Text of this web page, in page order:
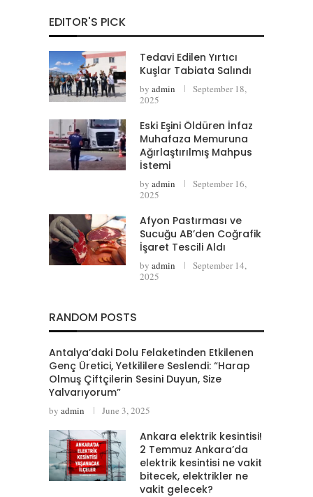
EDITOR'S PICK
Tedavi Edilen Yırtıcı
Kuşlar Tabiata Salındı
by admin
September 18,
2025
Eski Eşini Öldüren İnfaz
Muhafaza Memuruna
Ağırlaştırılmış Mahpus
İstemi
by admin
September 16,
2025
Afyon Pastırması ve
Sucuğu AB’den Coğrafik
İşaret Tescili Aldı
by admin
September 14,
2025
RANDOM POSTS
Antalya’daki Dolu Felaketinden Etkilenen
Genç Üretici, Yetkililere Seslendi: “Harap
Olmuş Çiftçilerin Sesini Duyun, Size
Yalvarıyorum”
by admin June 3, 2025
Ankara elektrik kesintisi!
2 Temmuz Ankara’da
elektrik kesintisi ne vakit
bitecek, elektrikler ne
vakit gelecek?